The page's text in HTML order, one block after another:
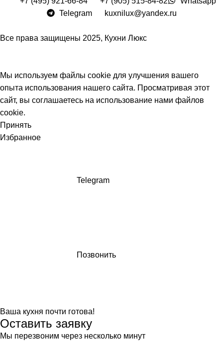
Telegram
kuxnilux@yandex.ru
Все права защищены 2025, Кухни Люкс
Мы используем файлы cookie для улучшения вашего
опыта использования нашего сайта. Просматривая этот
сайт, вы соглашаетесь на использование нами файлов
cookie.
Принять
Избранное
Telegram
Позвонить
Ваша кухня почти готова!
Оставить заявку
Мы перезвоним через несколько минут